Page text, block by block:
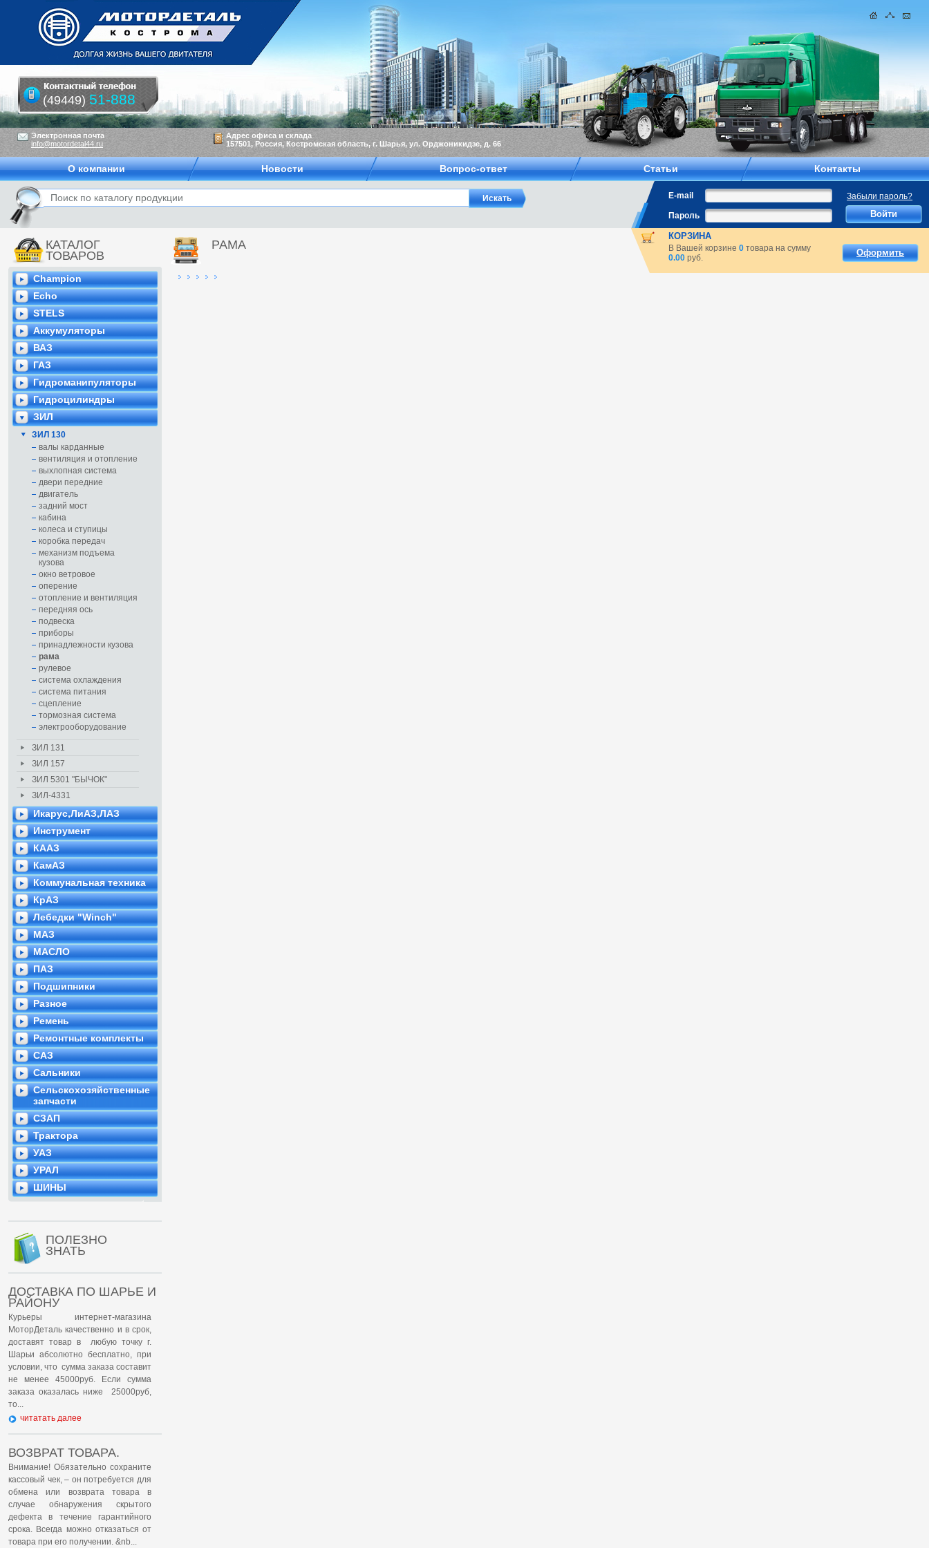
КАТАЛОГ
ТОВАРОВ
Champion
Echo
STELS
Аккумуляторы
ВАЗ
ГАЗ
Гидроманипуляторы
Гидроцилиндры
ЗИЛ
ЗИЛ 130
валы карданные
вентиляция и отопление
выхлопная система
двери передние
двигатель
задний мост
кабина
колеса и ступицы
коробка передач
механизм подъема
кузова
окно ветровое
оперение
отопление и вентиляция
передняя ось
подвеска
приборы
принадлежности кузова
рама
рулевое
система охлаждения
система питания
сцепление
тормозная система
электрооборудование
ЗИЛ 131
ЗИЛ 157
ЗИЛ 5301 "БЫЧОК"
ЗИЛ-4331
Икарус,ЛиАЗ,ЛАЗ
Инструмент
КААЗ
КамАЗ
Коммунальная техника
КрАЗ
Лебедки "Winch"
МАЗ
МАСЛО
ПАЗ
Подшипники
Разное
Ремень
Ремонтные комплекты
САЗ
Сальники
Сельскохозяйственные
запчасти
СЗАП
Трактора
УАЗ
УРАЛ
ШИНЫ
ПОЛЕЗНО
ЗНАТЬ
ДОСТАВКА ПО ШАРЬЕ И
РАЙОНУ
Курьеры интернет-магазина
МоторДеталь качественно и в срок,
доставят товар в любую точку г.
Шарьи абсолютно бесплатно, при
условии, что сумма заказа составит
не менее 45000руб. Если сумма
заказа оказалась ниже 25000руб,
то...
читатать далее
ВОЗВРАТ ТОВАРА.
Внимание! Обязательно сохраните
кассовый чек, – он потребуется для
обмена или возврата товара в
случае обнаружения скрытого
дефекта в течение гарантийного
срока. Всегда можно отказаться от
товара при его получении. &nb...
РАМА
Электронная почта
info@motordetal44.ru
Адрес офиса и склада
157501, Россия, Костромская область, г. Шарья, ул. Орджоникидзе, д. 66
(49449) 51-888
О компании Новости Вопрос-ответ Статьи Контакты
E-mail
Забыли пароль?
Пароль
КОРЗИНА
В Вашей корзине0 товара на сумму
0.00 руб. Оформить